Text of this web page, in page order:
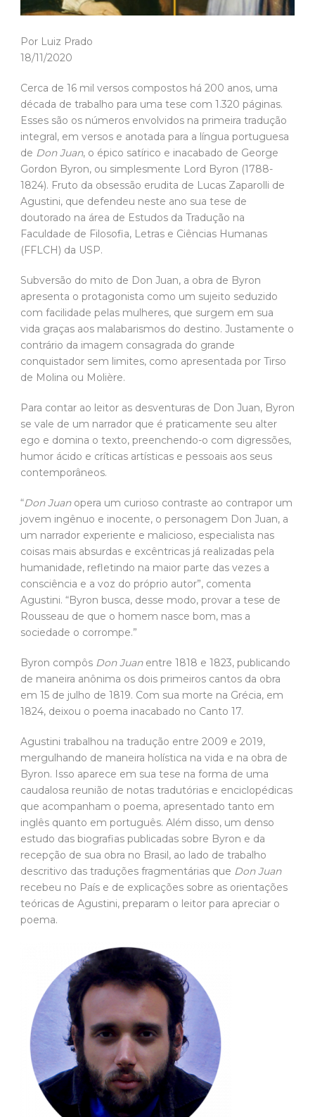
Por Luiz Prado
18/11/2020
Cerca de 16 mil versos compostos há 200 anos, uma
década de trabalho para uma tese com 1.320 páginas.
Esses são os números envolvidos na primeira tradução
integral, em versos e anotada para a língua portuguesa
de Don Juan, o épico satírico e inacabado de George
Gordon Byron, ou simplesmente Lord Byron (1788-
1824). Fruto da obsessão erudita de Lucas Zaparolli de
Agustini, que defendeu neste ano sua tese de
doutorado na área de Estudos da Tradução na
Faculdade de Filosofia, Letras e Ciências Humanas
(FFLCH) da USP.
Subversão do mito de Don Juan, a obra de Byron
apresenta o protagonista como um sujeito seduzido
com facilidade pelas mulheres, que surgem em sua
vida graças aos malabarismos do destino. Justamente o
contrário da imagem consagrada do grande
conquistador sem limites, como apresentada por Tirso
de Molina ou Molière.
Para contar ao leitor as desventuras de Don Juan, Byron
se vale de um narrador que é praticamente seu alter
ego e domina o texto, preenchendo-o com digressões,
humor ácido e críticas artísticas e pessoais aos seus
contemporâneos.
“Don Juanopera um curioso contraste ao contrapor um
jovem ingênuo e inocente, o personagem Don Juan, a
um narrador experiente e malicioso, especialista nas
coisas mais absurdas e excêntricas já realizadas pela
humanidade, refletindo na maior parte das vezes a
consciência e a voz do próprio autor”, comenta
Agustini. “Byron busca, desse modo, provar a tese de
Rousseau de que o homem nasce bom, mas a
sociedade o corrompe.”
Byron compôs Don Juanentre 1818 e 1823, publicando
de maneira anônima os dois primeiros cantos da obra
em 15 de julho de 1819. Com sua morte na Grécia, em
1824, deixou o poema inacabado no Canto 17.
Agustini trabalhou na tradução entre 2009 e 2019,
mergulhando de maneira holística na vida e na obra de
Byron. Isso aparece em sua tese na forma de uma
caudalosa reunião de notas tradutórias e enciclopédicas
que acompanham o poema, apresentado tanto em
inglês quanto em português. Além disso, um denso
estudo das biografias publicadas sobre Byron e da
recepção de sua obra no Brasil, ao lado de trabalho
descritivo das traduções fragmentárias que Don Juan
recebeu no País e de explicações sobre as orientações
teóricas de Agustini, preparam o leitor para apreciar o
poema.